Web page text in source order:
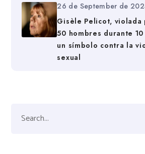
26 de September de
Gisèle Pelicot, violada
50 hombres durante 10
un símbolo contra la
sexual